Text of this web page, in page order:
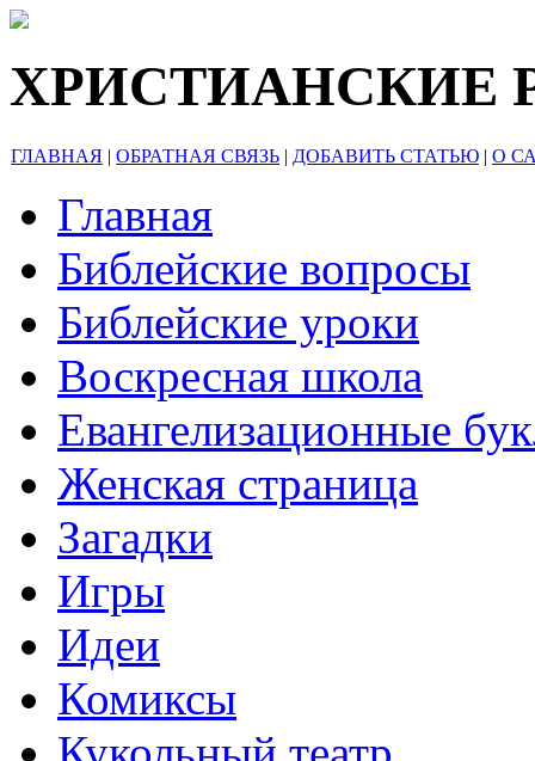
ХРИСТИАНСКИЕ
ГЛАВНАЯ | ОБРАТНАЯ СВЯЗЬ | ДОБАВИТЬ СТАТЬЮ | О
Главная
Библейские вопросы
Библейские уроки
Воскресная школа
Евангелизационные
Женская страница
Загадки
Игры
Идеи
Комиксы